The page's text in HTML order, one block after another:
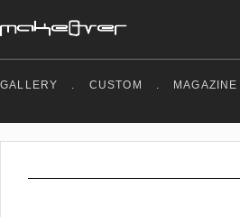
GALLERY . CUSTOM . MAGAZINE